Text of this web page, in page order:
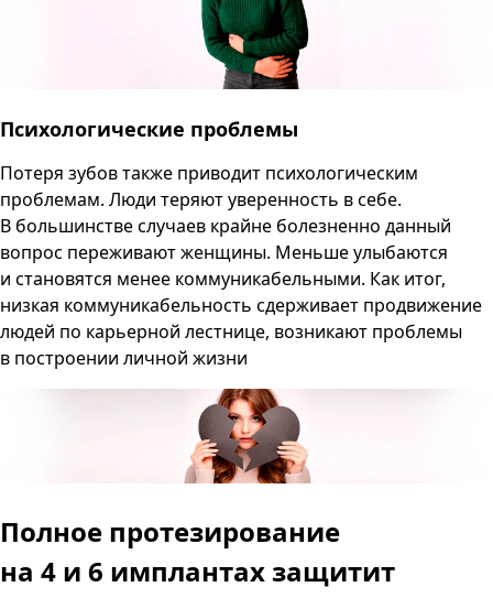
Психологические проблемы
Потеря зубов также приводит психологическим
проблемам. Люди теряют уверенность в себе.
В большинстве случаев крайне болезненно данный
вопрос переживают женщины. Меньше улыбаются
и становятся менее коммуникабельными. Как итог,
низкая коммуникабельность сдерживает продвижение
людей по карьерной лестнице, возникают проблемы
в построении личной жизни
Полное протезирование
на 4 и 6 имплантахзащитит